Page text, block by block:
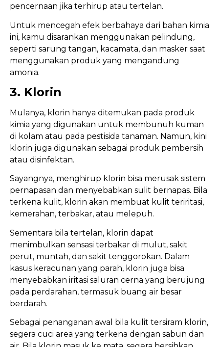
pencernaan jika terhirup atau tertelan.
Untuk mencegah efek berbahaya dari bahan kimia
ini, kamu disarankan menggunakan pelindung,
seperti sarung tangan, kacamata, dan masker saat
menggunakan produk yang mengandung
amonia.
3. Klorin
Mulanya, klorin hanya ditemukan pada produk
kimia yang digunakan untuk membunuh kuman
di kolam atau pada pestisida tanaman. Namun, kini
klorin juga digunakan sebagai produk pembersih
atau disinfektan.
Sayangnya, menghirup klorin bisa merusak sistem
pernapasan dan menyebabkan sulit bernapas. Bila
terkena kulit, klorin akan membuat kulit teriritasi,
kemerahan, terbakar, atau melepuh.
Sementara bila tertelan, klorin dapat
menimbulkan sensasi terbakar di mulut, sakit
perut, muntah, dan sakit tenggorokan. Dalam
kasus keracunan yang parah, klorin juga bisa
menyebabkan iritasi saluran cerna yang berujung
pada perdarahan, termasuk buang air besar
berdarah.
Sebagai penanganan awal bila kulit tersiram klorin,
segera cuci area yang terkena dengan sabun dan